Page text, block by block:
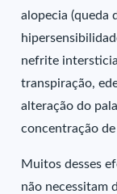
alopecia (queda
nefrite
transpiração,
alteração do
concentração
Muitos desses
não necessitam